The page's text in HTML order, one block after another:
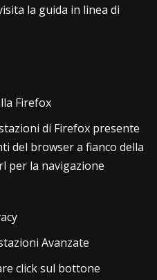
la guida in linea di
Firefox
di Firefox presente
del browser a fianco della
per la navigazione
Avanzate
click sul bottone